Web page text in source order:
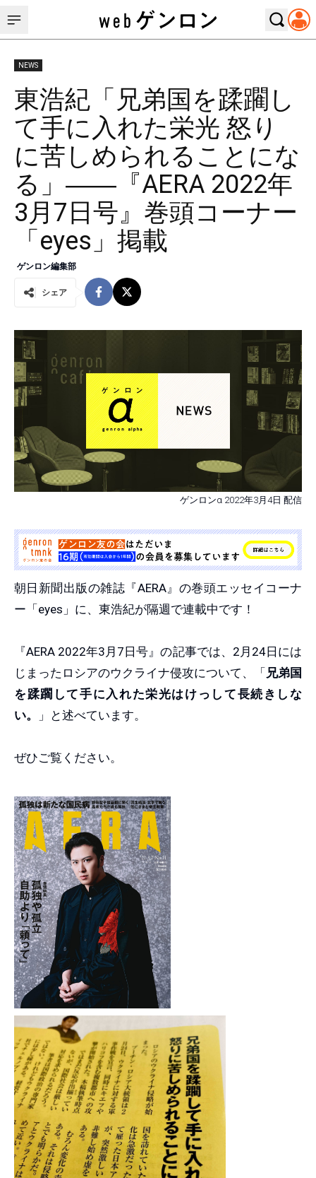
NEWS
東浩紀「兄弟国を蹂躙し
て手に入れた栄光 怒り
に苦しめられることにな
る」――『AERA 2022年
3月7日号』巻頭コーナー
「eyes」掲載
ゲンロン編集部
シェア
ゲンロンα 2022年3月4日 配信
朝日新聞出版の雑誌『AERA』の巻頭エッセイコーナ
ー「eyes」に、東浩紀が隔週で連載中です！
『AERA 2022年3月7日号』の記事では、2月24日には
じまったロシアのウクライナ侵攻について、「 兄弟国
を蹂躙して手に入れた栄光はけっして長続きしな
い。
」と述べています。
ぜひご覧ください。